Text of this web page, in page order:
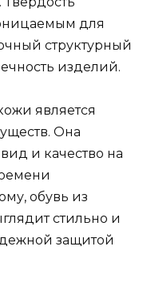
для
структурный
изделий.
является
Она
и качество на
обувь из
стильно и
защитой